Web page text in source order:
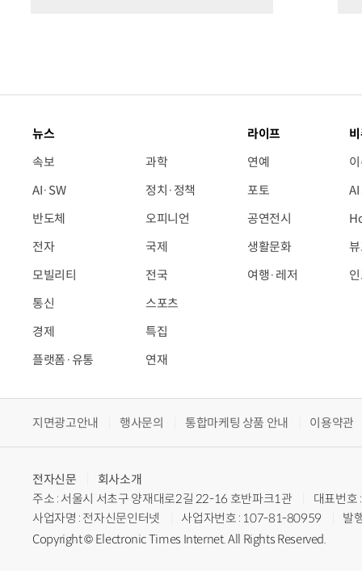
뉴스
속보
AI·SW
반도체
전자
모빌리티
통신
경제
플랫폼·유통
과학
정치·정책
오피니언
국제
전국
스포츠
특집
연재
라이프
연예
포토
공연전시
생활문화
여행·레저
지면광고안내 행사문의 통합마케팅 상품 안내 이용약관
전자신문
회사소개
주소 : 서울시 서초구 양재대로2길 22-16 호반파크1관
대표번
사업자명 : 전자신문인터넷
사업자번호 : 107-81-80959
발
Copyright © Electronic Times Internet. All Rights Reserved.